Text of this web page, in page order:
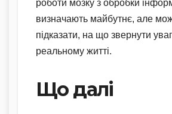
роботи мозку з обробки
визначають майбутнє, але
підказати, на що звернути
реальному житті.
Що далі